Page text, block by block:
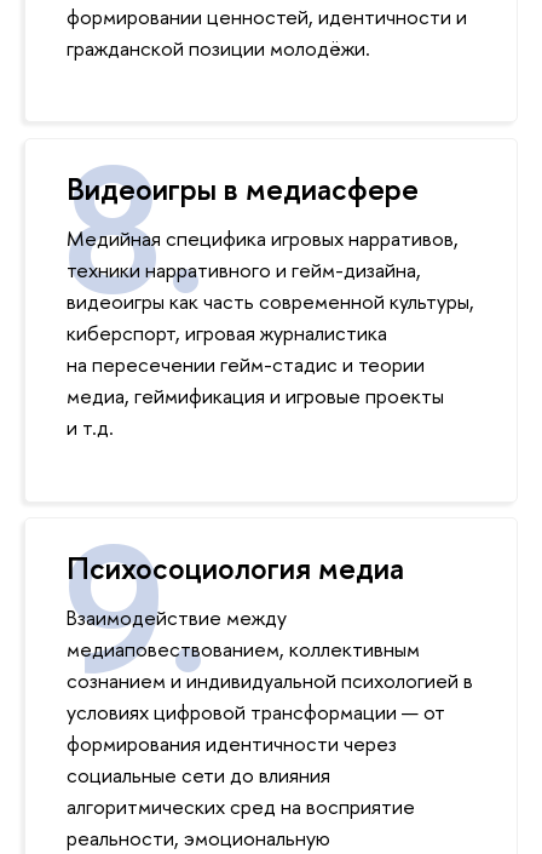
формировании ценностей, идентичности и
гражданской позиции молодёжи.
Видеоигры в медиасфере
Медийная специфика игровых нарративов,
техники нарративного и гейм-дизайна,
видеоигры как часть современной культуры,
киберспорт, игровая журналистика
на пересечении гейм-стадис и теории
медиа, геймификация и игровые проекты
и т.д.
Психосоциология медиа
Взаимодействие между
медиаповествованием, коллективным
сознанием и индивидуальной психологией в
условиях цифровой трансформации — от
формирования идентичности через
социальные сети до влияния
алгоритмических сред на восприятие
реальности, эмоциональную